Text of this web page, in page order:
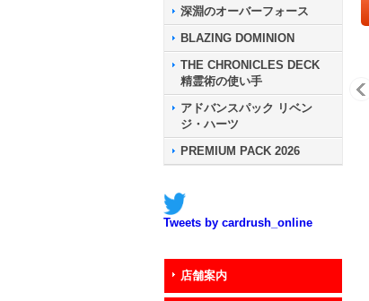
深淵のオーバーフォース
BLAZING DOMINION
THE CHRONICLES DECK
精霊術の使い手
アドバンスパック リベン
ジ・ハーツ
PREMIUM PACK 2026
Tweets by cardrush_online
店舗案内